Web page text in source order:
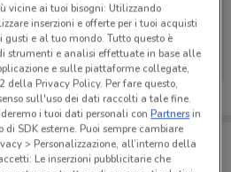
non abbiamo pubblicato
zona. Riprova più tardi.
sempre con te!
offerte dei negozi vicino a te,
la tua lista del risparmio, comodamente
vicine ai tuoi bisogni: Utilizzando
inserzioni e offerte per i tuoi acquisti
e al tuo mondo. Tutto questo è
strumenti e analisi effettuate in base alle
e sulle piattaforme collegate,
della Privacy Policy. Per fare questo,
sull'uso dei dati raccolti a tale fine.
i tuoi dati personali conPartnersin
SDK esterne. Puoi sempre cambiare
> Personalizzazione, all’interno della
Le inserzioni pubblicitarie che